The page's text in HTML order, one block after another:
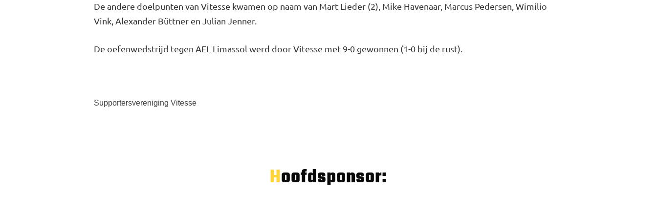
De andere doelpunten van Vitesse kwamen op naam van Mart Lieder (2), Mike Havenaar, Marcus Pedersen, Wimilio
Vink, Alexander Büttner en Julian Jenner.
De oefenwedstrijd tegen AEL Limassol werd door Vitesse met 9-0 gewonnen (1-0 bij de rust).
Supportersvereniging Vitesse
Hoofdsponsor: